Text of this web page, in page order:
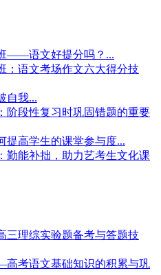
——语文好提分吗？...
：语文考场作文六大得分技
自我...
阶段性复习时巩固错题的重要
提高学生的课堂参与度...
勤能补拙，助力艺考生文化课
理综实验题备考与答题技
考语文基础知识的积累与巩